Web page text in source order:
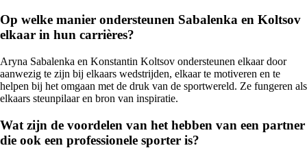
Op welke manier ondersteunen Sabalenka en Koltsov
elkaar in hun carrières?
Aryna Sabalenka en Konstantin Koltsov ondersteunen elkaar door
aanwezig te zijn bij elkaars wedstrijden, elkaar te motiveren en te
helpen bij het omgaan met de druk van de sportwereld. Ze fungeren als
elkaars steunpilaar en bron van inspiratie.
Wat zijn de voordelen van het hebben van een partner
die ook een professionele sporter is?